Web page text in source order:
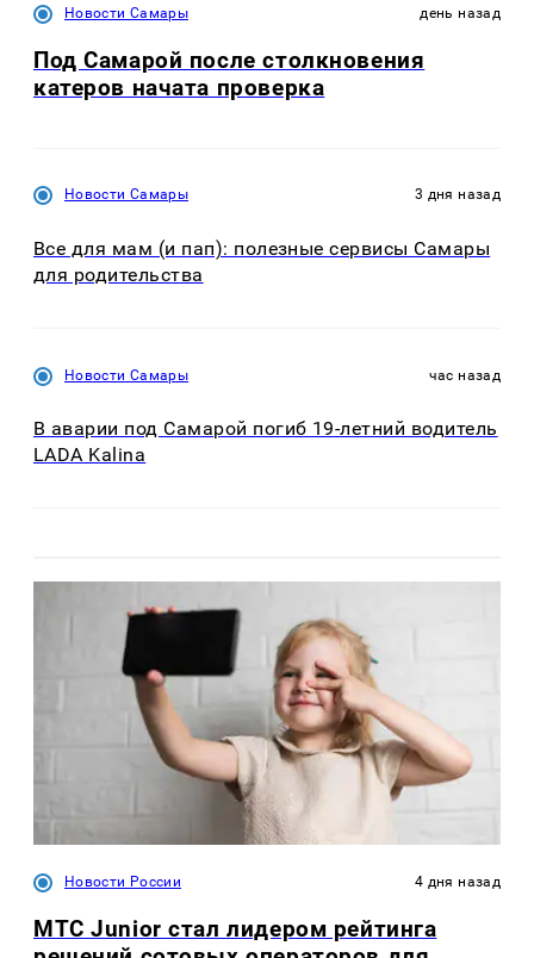
Новости Самары день назад
Под Самарой после столкновения
катеров начата проверка
Новости Самары 3 дня назад
Все для мам (и пап): полезные сервисы Самары
для родительства
Новости Самары час назад
В аварии под Самарой погиб 19-летний водитель
LADA Kalina
Новости России 4 дня назад
МТС Junior стал лидером рейтинга